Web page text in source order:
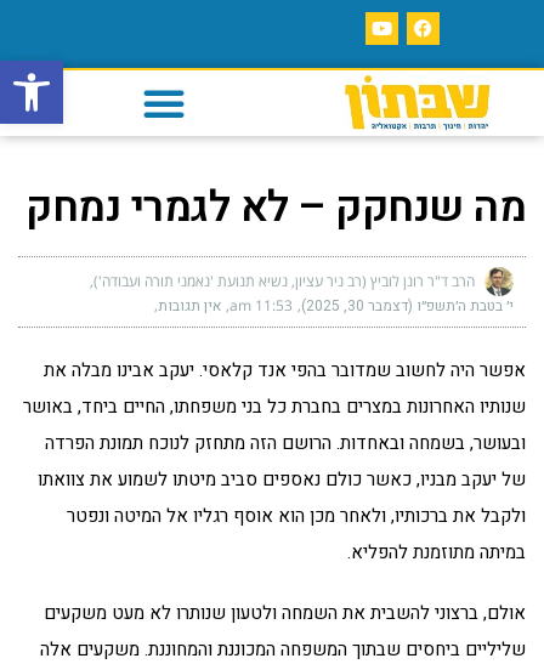
פתח
מה שנחקק – לא לגמרי נמחק
הרב ד"ר רונן לוביץ (רב ניר עציון, נשיא תנועת 'נאמני תורה ועבודה')
י׳ בטבת ה׳תשפ״ו (דצמבר 30, 2025) 11:53 am אין תגובות
אפשר היה לחשוב שמדובר בהפי אנד קלאסי. יעקב אבינו מבלה את
שנותיו האחרונות במצרים בחברת כל בני משפחתו, החיים ביחד, באושר
ובעושר, בשמחה ובאחדות. הרושם הזה מתחזק לנוכח תמונת הפרדה
של יעקב מבניו, כאשר כולם נאספים סביב מיטתו לשמוע את צוואתו
ולקבל את ברכותיו, ולאחר מכן הוא אוסף רגליו אל המיטה ונפטר
במיתה מתוזמנת להפליא.
אולם, ברצוני להשבית את השמחה ולטעון שנותרו לא מעט משקעים
שליליים ביחסים שבתוך המשפחה המכוננת והמחוננת. משקעים אלה